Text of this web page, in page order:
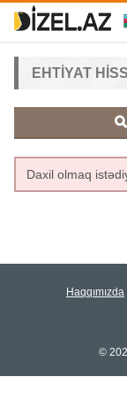
EHTIYAT
Daxil olmaq
Haqqımızda
©